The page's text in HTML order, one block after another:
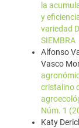
la
y
variedad
SIEMBRA
Alfonso
Vasco
cristalino
Núm. 1
Katy